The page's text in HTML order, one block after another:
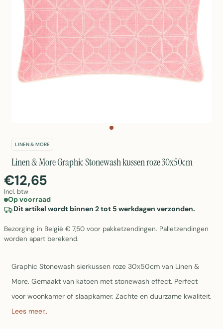
LINEN & MORE
Linen & More Graphic Stonewash kussen roze 30x50cm
€12,65
Incl. btw
Op voorraad
Dit artikel wordt binnen 2 tot 5 werkdagen verzonden.
Bezorging in België € 7,50 voor pakketzendingen. Palletzendingen
worden apart berekend.
Graphic Stonewash sierkussen roze 30x50cm van Linen &
More. Gemaakt van katoen met stonewash effect. Perfect
voor woonkamer of slaapkamer. Zachte en duurzame kwaliteit.
Lees meer..